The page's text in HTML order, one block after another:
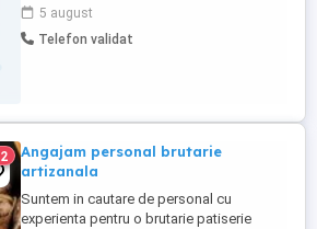
5 august
Telefon validat
Angajam personal brutarie
artizanala
Suntem in cautare de personal cu
experienta pentru o brutarie patiserie